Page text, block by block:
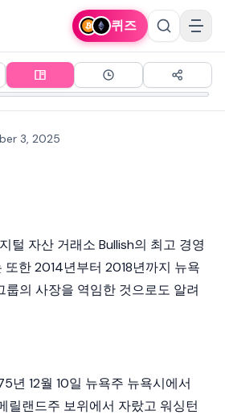
퀴즈
3, 2025
털 자산 거래소 Bullish의 최고 경영
또한 2014년부터 2018년까지 뉴욕
룹의 사장을 역임한 것으로도 알려
년 12월 10일 뉴욕주 뉴욕시에서
릴랜드주 보위에서 자랐고 워싱턴